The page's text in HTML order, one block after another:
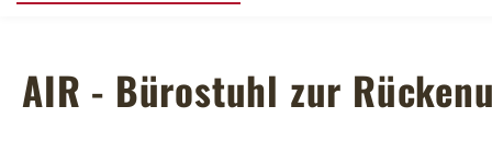
AIR - Bürostuhl zur